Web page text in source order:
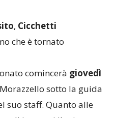
cheè tornato
comincerà
sotto la guida
suo staff. Quanto alle
gli impegni il mister